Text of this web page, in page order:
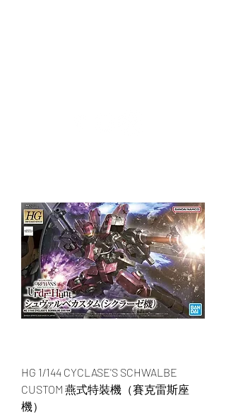
WECHAT 微信諮詢
HG 1/144 CYCLASE'S SCHWALBE
CUSTOM 燕式特裝機（賽克雷斯座
機）